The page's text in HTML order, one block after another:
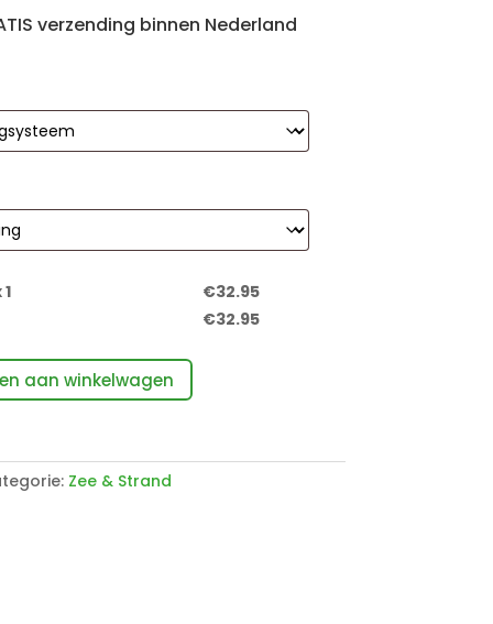
verzending binnen Nederland
€32.95
€32.95
aan winkelwagen
Zee & Strand